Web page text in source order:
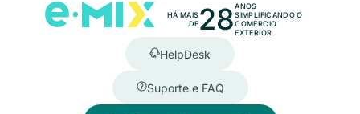
HÁ MAIS
DE28ANOS
SIMPLIFICANDO O
COMÉRCIO
EXTERIOR
HelpDesk
Suporte e FAQ